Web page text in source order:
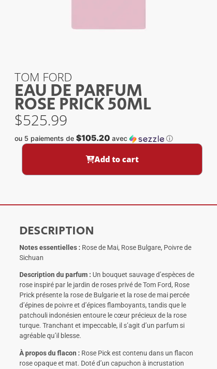
TOM FORD
EAU DE PARFUM
ROSE PRICK 50ML
$525.99
ou 5 paiements de $105.20 avec ⓘ
Add to cart
DESCRIPTION
Notes essentielles : Rose de Mai, Rose Bulgare, Poivre de
Sichuan
Description du parfum : Un bouquet sauvage d’espèces de
rose inspiré par le jardin de roses privé de Tom Ford, Rose
Prick présente la rose de Bulgarie et la rose de mai percée
d’épines de poivre et dʼépices flamboyants, tandis que le
patchouli indonésien entoure le cœur précieux de la rose
turque. Tranchant et impeccable, il sʼagit dʼun parfum si
agréable quʼil blesse.
À propos du flacon : Rose Pick est contenu dans un flacon
rose opaque et mat. Doté d’un capuchon à incrustation